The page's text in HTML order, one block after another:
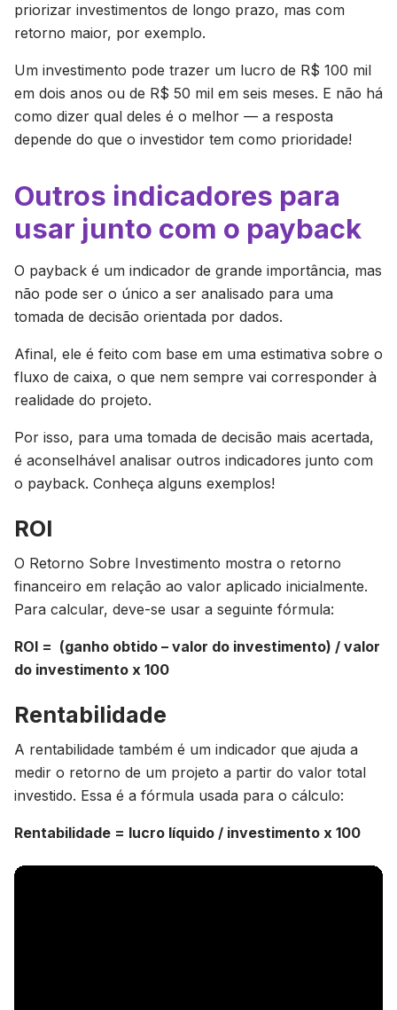
priorizar investimentos de longo prazo, mas com
retorno maior, por exemplo.
Um investimento pode trazer um lucro de R$ 100 mil
em dois anos ou de R$ 50 mil em seis meses. E não há
como dizer qual deles é o melhor — a resposta
depende do que o investidor tem como prioridade!
Outros indicadores para
usar junto com o payback
O payback é um indicador de grande importância, mas
não pode ser o único a ser analisado para uma
tomada de decisão orientada por dados.
Afinal, ele é feito com base em uma estimativa sobre o
fluxo de caixa, o que nem sempre vai corresponder à
realidade do projeto.
Por isso, para uma tomada de decisão mais acertada,
é aconselhável analisar outros indicadores junto com
o payback. Conheça alguns exemplos!
ROI
O Retorno Sobre Investimento mostra o retorno
financeiro em relação ao valor aplicado inicialmente.
Para calcular, deve-se usar a seguinte fórmula:
ROI = (ganho obtido – valor do investimento) / valor
do investimento x 100
Rentabilidade
A rentabilidade também é um indicador que ajuda a
medir o retorno de um projeto a partir do valor total
investido. Essa é a fórmula usada para o cálculo:
Rentabilidade = lucro líquido / investimento x 100